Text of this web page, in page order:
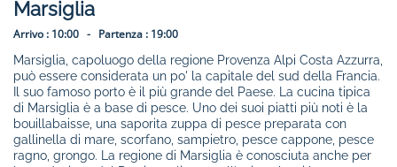
Marsiglia
Arrivo : 10:00 - Partenza : 19:00
Marsiglia, capoluogo della regione Provenza Alpi Costa Azzurra,
può essere considerata un po' la capitale del sud della Francia.
Il suo famoso porto è il più grande del Paese. La cucina tipica
di Marsiglia è a base di pesce. Uno dei suoi piatti più noti è la
bouillabaisse, una saporita zuppa di pesce preparata con
gallinella di mare, scorfano, sampietro, pesce cappone, pesce
ragno, grongo. La regione di Marsiglia è conosciuta anche per